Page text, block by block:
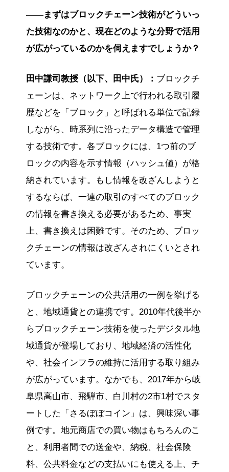
——まずはブロックチェーン技術がどういっ
た技術なのかと、現在どのような分野で活用
が広がっているのかを伺えますでしょうか？
田中謙司教授（以下、田中氏）： ブロックチ
ェーンは、ネットワーク上で行われる取引履
歴などを「ブロック」と呼ばれる単位で記録
しながら、時系列に沿ったデータ構造で管理
する技術です。各ブロックには、1つ前のブ
ロックの内容を示す情報（ハッシュ値）が格
納されています。もし情報を改ざんしようと
するならば、一連の取引のすべてのブロック
の情報を書き換える必要があるため、事実
上、書き換えは困難です。そのため、ブロッ
クチェーンの情報は改ざんされにくいとされ
ています。
ブロックチェーンの公共活用の一例を挙げる
と、地域通貨との連携です。2010年代後半か
らブロックチェーン技術を使ったデジタル地
域通貨が登場しており、地域経済の活性化
や、社会インフラの維持に活用する取り組み
が広がっています。なかでも、2017年から岐
阜県高山市、飛騨市、白川村の2市1村でスタ
ートした「さるぼぼコイン」は、興味深い事
例です。地元商店での買い物はもちろんのこ
と、利用者間での送金や、納税、社会保険
料、公共料金などの支払いにも使える上、チ